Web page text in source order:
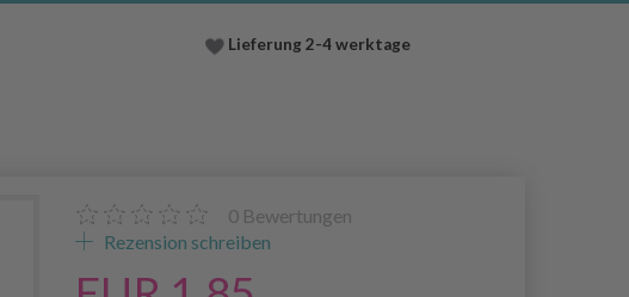
Lieferung 2-4 werktage
0 Bewertungen
Rezension schreiben